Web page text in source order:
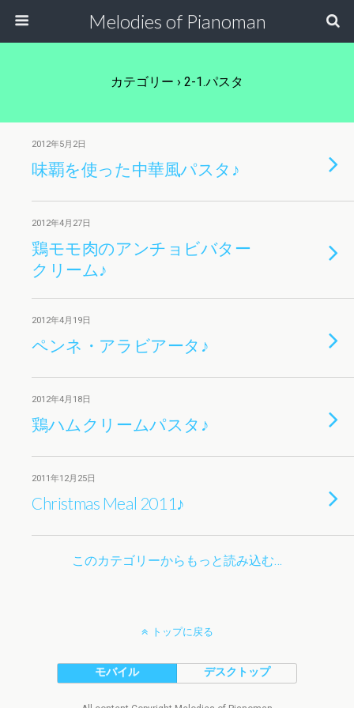
Melodies of Pianoman
カテゴリー › 2-1.パスタ
2012年5月2日
味覇を使った中華風パスタ♪
2012年4月27日
鶏モモ肉のアンチョビバター
クリーム♪
2012年4月19日
ペンネ・アラビアータ♪
2012年4月18日
鶏ハムクリームパスタ♪
2011年12月25日
Christmas Meal 2011♪
このカテゴリーからもっと読み込む…
トップに戻る
モバイル デスクトップ